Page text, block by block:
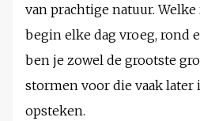
van prachtige natuur.
begin elke dag vroeg, rond
ben je zowel de grootste
stormen voor die vaak later
opsteken.